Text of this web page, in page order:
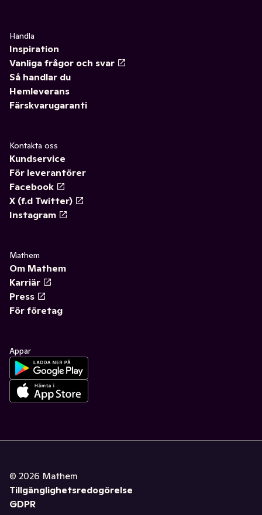
Handla
Inspiration
Vanliga frågor och svar
Så handlar du
Hemleverans
Färskvarugaranti
Kontakta oss
Kundservice
För leverantörer
Facebook
X (f.d Twitter)
Instagram
Mathem
Om Mathem
Karriär
Press
För företag
Appar
© 2026 Mathem
Tillgänglighetsredogörelse
GDPR